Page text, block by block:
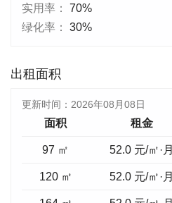
实用率：
70%
绿化率：
30%
出租面积
更新时间： 2026年08月08日
面积 租金
97 ㎡ 52.0 元/㎡·月
120 ㎡ 52.0 元/㎡·月